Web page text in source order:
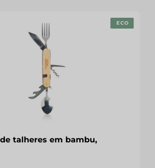
ECO
talheres em bambu,